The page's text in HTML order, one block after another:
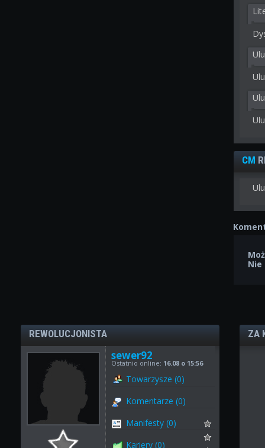
CM
REWOLUCJONISTA
sewer92
Ostatnio online: 16.08 o 15:56
Towarzysze (0)
Komentarze (0)
Manifesty (0)
Kariery (0)
ZA